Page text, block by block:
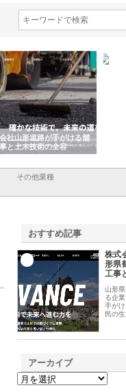
社山形道路が手がける舗
と土木技術の全容
その他業種
おすすめ記事
株式
形県
工事
山形
る企
手が
民の
アーカイブ